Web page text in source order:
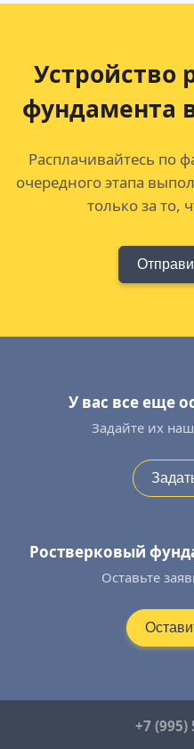
Устройство
фундамента
Расплачивайтесь по
очередного этапа
только за то,
У вас все еще
Задайте их
Ростверковый
Оставьте
+7 (995)